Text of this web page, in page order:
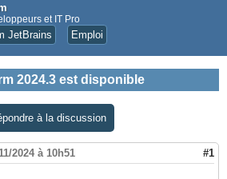
et IT Pro
JetBrains Emploi
2024.3 est disponible
à la discussion
2024 à 10h51 #1